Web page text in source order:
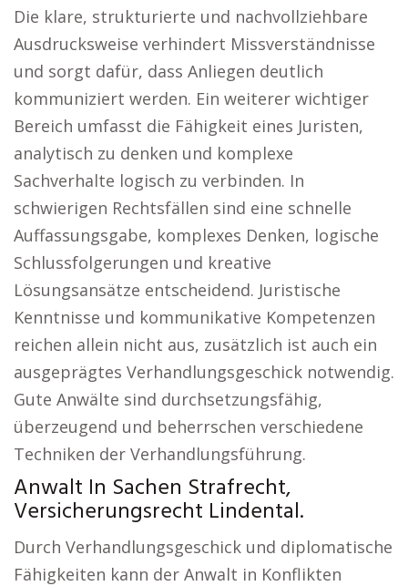
Die klare, strukturierte und nachvollziehbare
Ausdrucksweise verhindert Missverständnisse
und sorgt dafür, dass Anliegen deutlich
kommuniziert werden. Ein weiterer wichtiger
Bereich umfasst die Fähigkeit eines Juristen,
analytisch zu denken und komplexe
Sachverhalte logisch zu verbinden. In
schwierigen Rechtsfällen sind eine schnelle
Auffassungsgabe, komplexes Denken, logische
Schlussfolgerungen und kreative
Lösungsansätze entscheidend. Juristische
Kenntnisse und kommunikative Kompetenzen
reichen allein nicht aus, zusätzlich ist auch ein
ausgeprägtes Verhandlungsgeschick notwendig.
Gute Anwälte sind durchsetzungsfähig,
überzeugend und beherrschen verschiedene
Techniken der Verhandlungsführung.
Anwalt In Sachen Strafrecht,
Versicherungsrecht Lindental.
Durch Verhandlungsgeschick und diplomatische
Fähigkeiten kann der Anwalt in Konflikten